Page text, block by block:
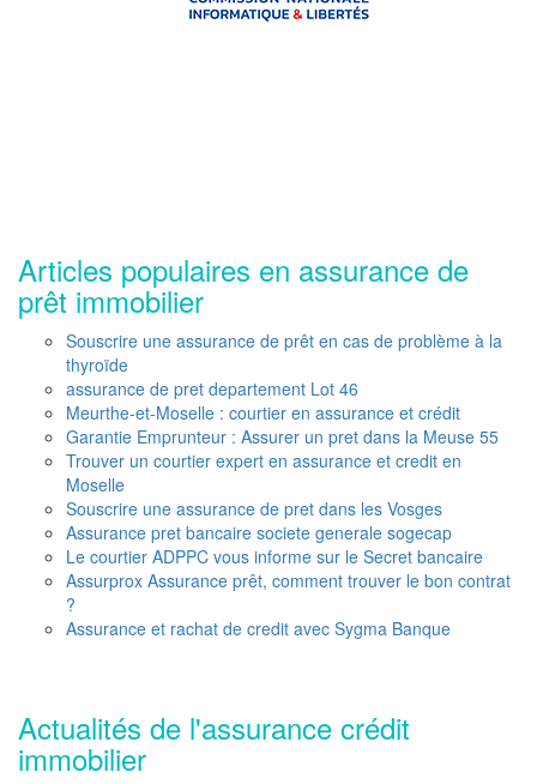
Articles populaires en assurance de
prêt immobilier
Souscrire une assurance de prêt en cas de problème à la
thyroïde
assurance de pret departement Lot 46
Meurthe-et-Moselle : courtier en assurance et crédit
Garantie Emprunteur : Assurer un pret dans la Meuse 55
Trouver un courtier expert en assurance et credit en
Moselle
Souscrire une assurance de pret dans les Vosges
Assurance pret bancaire societe generale sogecap
Le courtier ADPPC vous informe sur le Secret bancaire
Assurprox Assurance prêt, comment trouver le bon contrat
?
Assurance et rachat de credit avec Sygma Banque
Actualités de l'assurance crédit
immobilier